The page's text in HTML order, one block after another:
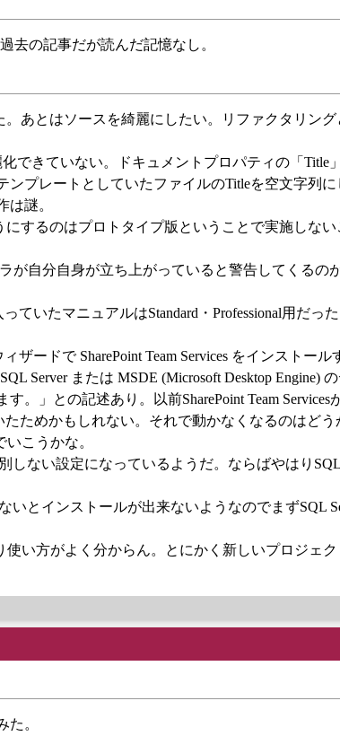
去の記事だが読んだ記憶なし。
あとはソースを綺麗にしたい。リファクタリング
できていない。ドキュメントプロパティの「Title
プレートとしていたファイルのTitleを空文字列に
謎。
するのはプロトタイプ版ということで実施しない
が自分自身が立ち上がっていると警告してくるの
ていたマニュアルはStandard・Professional用だっ
ザードで SharePoint Team Services をインストール
Server または MSDE (Microsoft Desktop Engine)
。」との記述あり。以前SharePoint Team Services
ためかもしれない。それで動かなくなるのはどう
こうかな。
しない設定になっているようだ。ならばやはりSQL
いとインストールが出来ないようなのでまずSQL
使い方がよく分からん。とにかく新しいプロジェ
た。